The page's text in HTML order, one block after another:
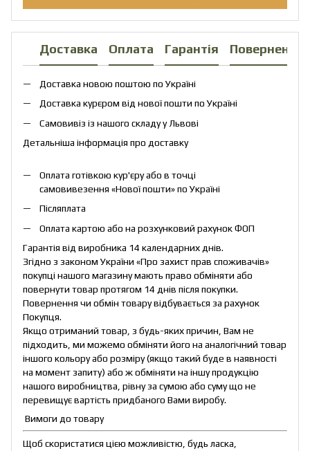
Доставка Оплата Гарантія Повернення
Доставка новою поштою по Україні
Доставка курєром від нової пошти по Україні
Самовивіз із нашого складу у Львові
Детальніша інформація про доставку
Оплата готівкою кур'єру або в точці
самовивезення «Нової пошти» по Україні
Післяплата
Оплата картою або на розхунковий рахунок ФОП
Гарантія від виробника 14 календарних днів.
Згідно з законом України «Про захист прав споживачів»
покупці нашого магазину мають право обміняти або
повернути товар протягом 14 днів після покупки.
Повернення чи обмін товару відбувається за рахунок
Покупця.
Якщо отриманий товар, з будь-яких причин, Вам не
підходить, ми можемо обміняти його на аналогічний товар
іншого кольору або розміру (якщо такий буде в наявності
на момент запиту) або ж обміняти на іншу продукцію
нашого виробництва, рівну за сумою або суму що не
перевищує вартість придбаного Вами виробу.
Вимоги до товару
Щоб скористатися цією можливістю, будь ласка,